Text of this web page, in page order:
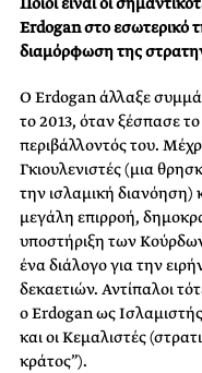
Erdogan στο εσωτερικό
διαμόρφωση της
Ο Erdogan άλλαξε
το 2013, όταν ξέσπασε
περιβάλλοντός του.
Γκιουλενιστές (μια
την ισλαμική διανόηση)
μεγάλη επιρροή,
υποστήριξη των
ένα διάλογο για την
δεκαετιών. Αντίπαλοι
ο Erdogan ως
και οι Κεμαλιστές
κράτος”).